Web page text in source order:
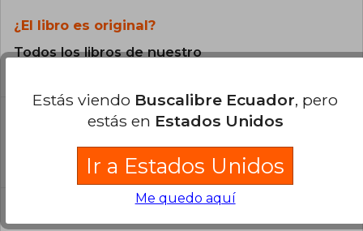
Entre los premios que atesoró a lo largo de su
las Letras (1987), el Nobel de Literatura (1989) y el
¿El libro es original?
Todos los libros de nuestro
¿En qué Idioma está escrito el
El libro está escrito en Español.
Estás viendo Buscalibre Ecuador, pero
estás en Estados Unidos
Ir a Estados Unidos
Me quedo aquí